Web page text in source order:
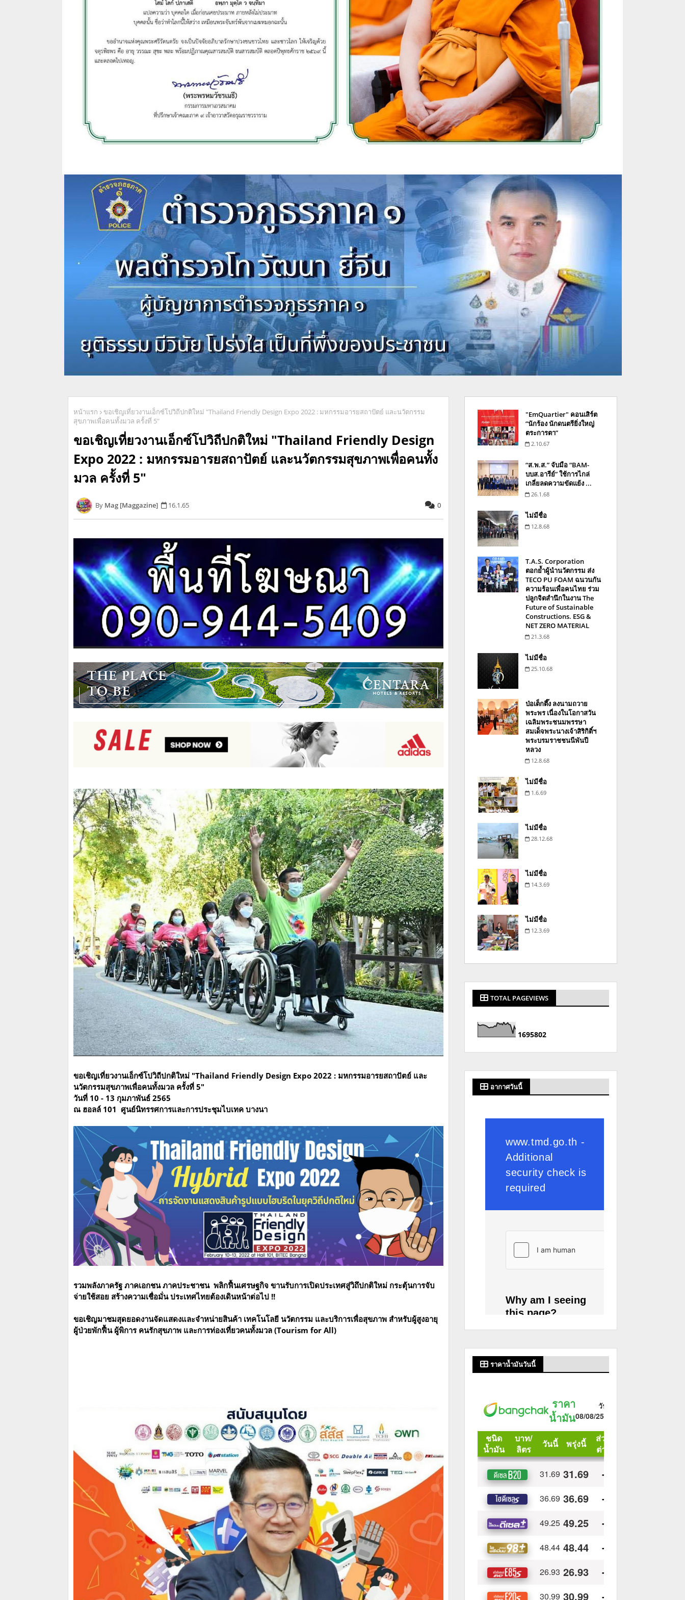
หน้าแรก
ขอเชิญเที่ยวงานเอ็กซ์โปวิถีปกติใหม่ "Thailand Friendly Design Expo 2022 : มหกรรมอารยสถาปัตย์ และนวัตกรรม
สุขภาพเพื่อคนทั้งมวล ครั้งที่ 5"
ขอเชิญเที่ยวงานเอ็กซ์โปวิถีปกติใหม่ "Thailand Friendly Design
Expo 2022 : มหกรรมอารยสถาปัตย์ และนวัตกรรมสุขภาพเพื่อคนทั้ง
มวล ครั้งที่ 5"
Mag [Maggazine] 16.1.65 0
ขอเชิญเที่ยวงานเอ็กซ์โปวิถีปกติใหม่ "Thailand Friendly Design Expo 2022 : มหกรรมอารยสถาปัตย์ และ
นวัตกรรมสุขภาพเพื่อคนทั้งมวล ครั้งที่ 5"
วันที่ 10 - 13 กุมภาพันธ์ 2565
ณ ฮอลล์ 101 ศูนย์นิทรรศการและการประชุมไบเทค บางนา
รวมพลังภาครัฐ ภาคเอกชน ภาคประชาชน พลิกฟื้นเศรษฐกิจ ขานรับการเปิดประเทศสู่วิถึปกติใหม่ กระตุ้นการจับ
จ่ายใช้สอย สร้างความเชื่อมั่น ประเทศไทยต้องเดินหน้าต่อไป !!
ขอเชิญมาชมสุดยอดงานจัดแสดงและจำหน่ายสินค้า เทคโนโลยี นวัตกรรม และบริการเพื่อสุขภาพ สำหรับผู้สูงอายุ
ผู้ป่วยพักฟื้น ผู้พิการ คนรักสุขภาพ และการท่องเที่ยวคนทั้งมวล (Tourism for All)
"EmQuartier" คอนเสิร์ต
“นักร้อง นักดนตรียิ่งใหญ่
ตระการตา”
2.10.67
“ส.พ.ส.” จับมือ “BAM-
บบส.อารีย์” ใช้การไกล่
เกลี่ยลดความขัดแย้ง ...
26.1.68
ไม่มีชื่อ
12.8.68
T.A.S. Corporation
ตอกย้ำผู้นำนวัตกรรม ส่ง
TECO PU FOAM ฉนวนกัน
ความร้อนเพื่อคนไทย ร่วม
ปลูกจิตสำนึกในงาน The
Future of Sustainable
Constructions. ESG &
NET ZERO MATERIAL
21.3.68
ไม่มีชื่อ
25.10.68
ป่อเต็กตึ๊ง ลงนามถวาย
พระพร เนื่องในโอกาสวัน
เฉลิมพระชนมพรรษา
สมเด็จพระนางเจ้าสิริกิติ์ฯ
พระบรมราชชนนีพันปี
หลวง
12.8.68
ไม่มีชื่อ
1.6.69
ไม่มีชื่อ
28.12.68
ไม่มีชื่อ
14.3.69
ไม่มีชื่อ
12.3.69
TOTAL PAGEVIEWS
1695802
อากาศวันนี้
ราคาน้ำมันวันนี้